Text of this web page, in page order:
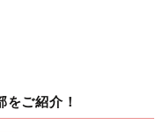
ご紹介！